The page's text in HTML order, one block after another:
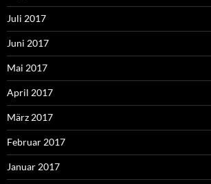
Juli 2017
Juni 2017
Mai 2017
April 2017
März 2017
Februar 2017
Januar 2017